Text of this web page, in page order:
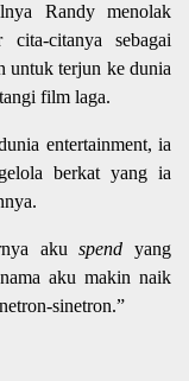
Randy menolak
citanya sebagai
untuk terjun ke dunia
film laga.
entertainment, ia
berkat yang ia
akuspendyang
aku makin naik
sinetron.”